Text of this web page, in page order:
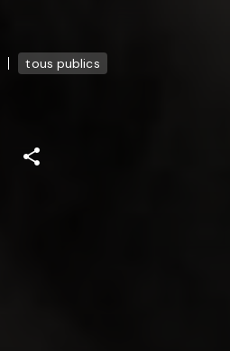
tous publics